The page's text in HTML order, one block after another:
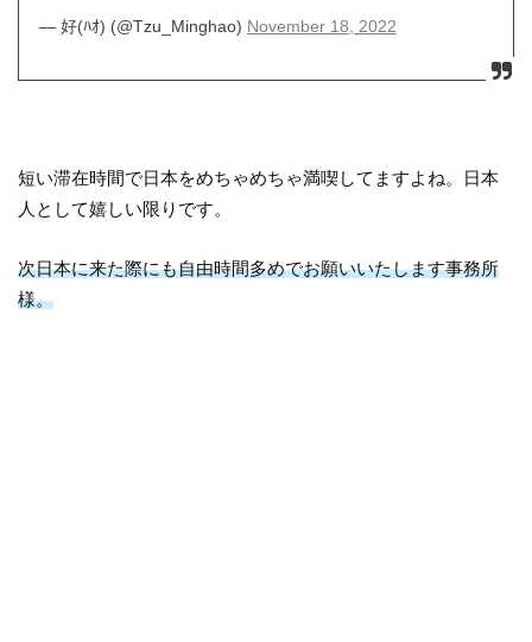
— 好(ﾊｵ) (@Tzu_Minghao) November 18, 2022
短い滞在時間で日本をめちゃめちゃ満喫してますよね。日本
人として嬉しい限りです。
次日本に来た際にも自由時間多めでお願いいたします事務所
様。